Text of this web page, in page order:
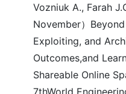
Vozniuk A., Farah
November）
Exploiting, and
Outcomes,and
Shareable Online
7thWorld